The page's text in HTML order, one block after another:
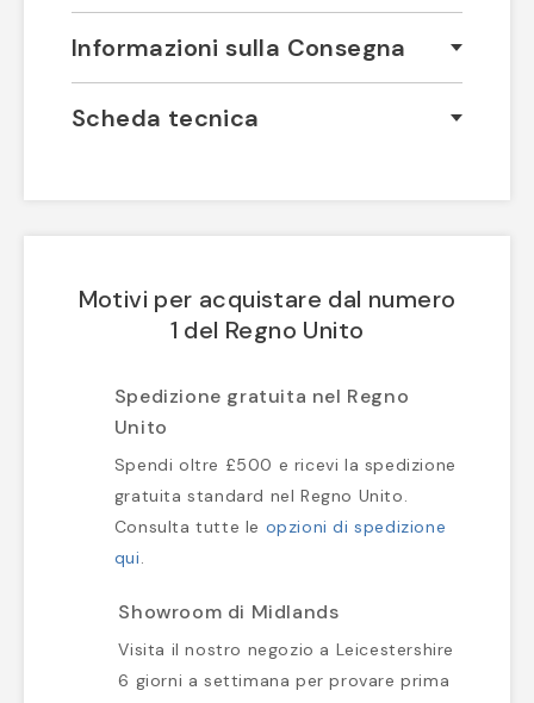
Informazioni sulla Consegna
Scheda tecnica
Motivi per acquistare dal numero
1 del Regno Unito
Spedizione gratuita nel Regno
Unito
Spendi oltre £500 e ricevi la spedizione
gratuita standard nel Regno Unito.
Consulta tutte le opzioni di spedizione
qui.
Showroom di Midlands
Visita il nostro negozio a Leicestershire
6 giorni a settimana per provare prima